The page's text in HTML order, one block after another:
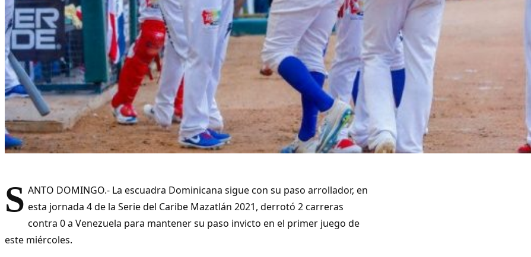
S ANTO DOMINGO.- La escuadra Dominicana sigue con su paso arrollador, en
esta jornada 4 de la Serie del Caribe Mazatlán 2021, derrotó 2 carreras
contra 0 a Venezuela para mantener su paso invicto en el primer juego de
este miércoles.